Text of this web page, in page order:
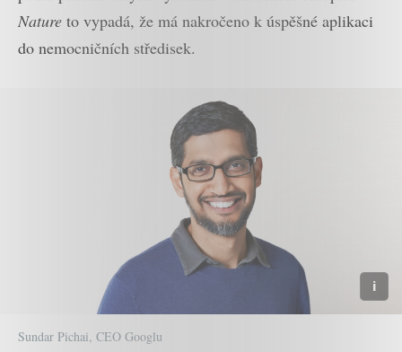
Nature to vypadá, že má nakročeno k úspěšné aplikaci
do nemocničních středisek.
Sundar Pichai, CEO Googlu